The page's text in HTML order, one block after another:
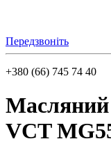
Передзвоніть
+380 (66) 745 74 40
Масляний
VCT